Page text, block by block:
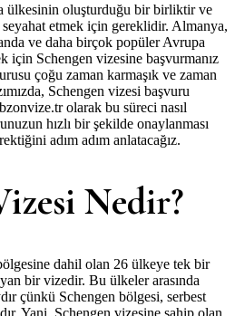
ülkesinin oluşturduğu bir birliktir ve
etmek için gereklidir. Almanya,
ve daha birçok popüler Avrupa
için Schengen vizesine başvurmanız
çoğu zaman karmaşık ve zaman
Schengen vizesi başvuru
olarak bu süreci nasıl
hızlı bir şekilde onaylanması
adım adım anlatacağız.
Nedir?
dahil olan 26 ülkeye tek bir
bir vizedir. Bu ülkeler arasında
çünkü Schengen bölgesi, serbest
Yani, Schengen vizesine sahip olan